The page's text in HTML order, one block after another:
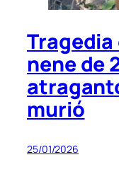
Tragedia
nene de
murió
25/01/2026